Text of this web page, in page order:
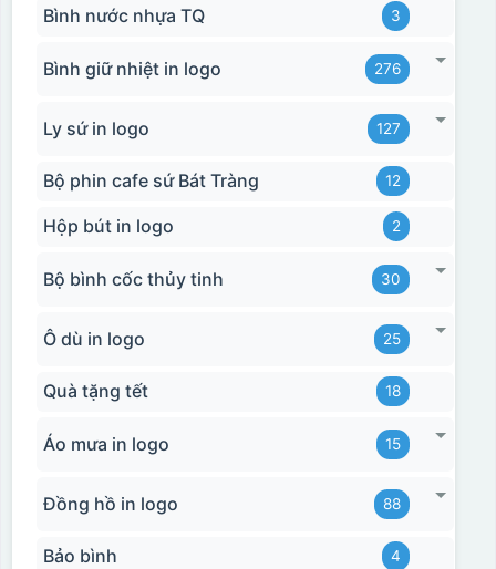
Chén sau khi được dán xong (chưa nung)
Bình nước nhựa TQ 3
Bình giữ nhiệt in logo 276
Ly sứ in logo 127
Bộ phin cafe sứ Bát Tràng 12
Hộp bút in logo 2
Bộ bình cốc thủy tinh 30
Ô dù in logo 25
Quà tặng tết 18
Áo mưa in logo 15
Đồng hồ in logo 88
Bảo bình 4